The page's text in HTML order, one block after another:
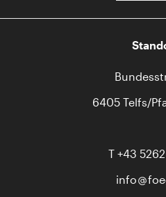
6405 Telfs/
T +43
info